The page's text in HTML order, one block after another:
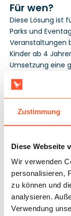
Zustimmung
Diese Webseite
Wir verwenden
personalisieren,
zu können und
analysieren.
Verwendung
Für wen?
Diese Lösung ist
Parks und
Veranstaltungen
Kinder ab 4
Umsetzung eine
Betrieb über
Konformität mit
bei kommunalen
erforderlicher